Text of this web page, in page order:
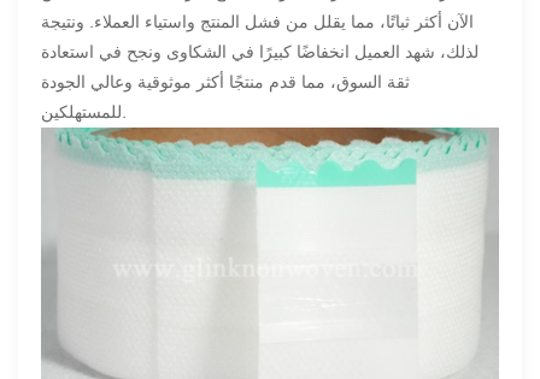
الآن أكثر ثباتًا، مما يقلل من فشل المنتج واستياء العملاء. ونتيجة
لذلك، شهد العميل انخفاضًا كبيرًا في الشكاوى ونجح في استعادة
ثقة السوق، مما قدم منتجًا أكثر موثوقية وعالي الجودة
للمستهلكين.